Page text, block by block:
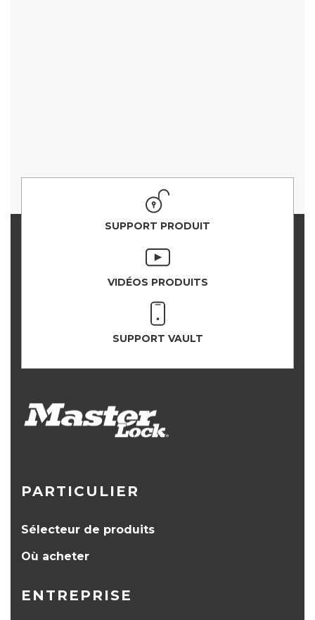
SUPPORT PRODUIT
VIDÉOS PRODUITS
SUPPORT VAULT
PARTICULIER
Sélecteur de produits
Où acheter
ENTREPRISE